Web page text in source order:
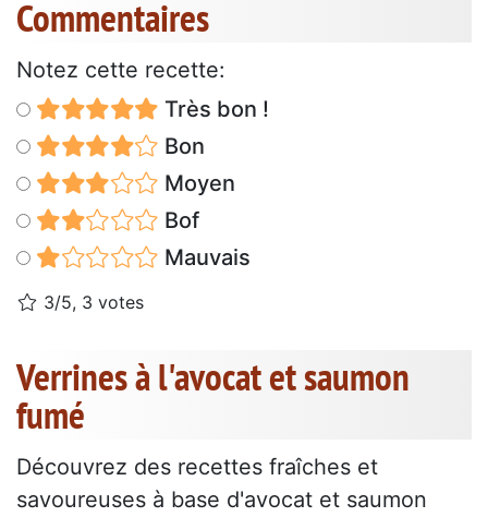
Commentaires
Notez cette recette:
Très bon !
Bon
Moyen
Bof
Mauvais
3/5, 3 votes
Verrines à l'avocat et saumon
fumé
Découvrez des recettes fraîches et
savoureuses à base d'avocat et saumon